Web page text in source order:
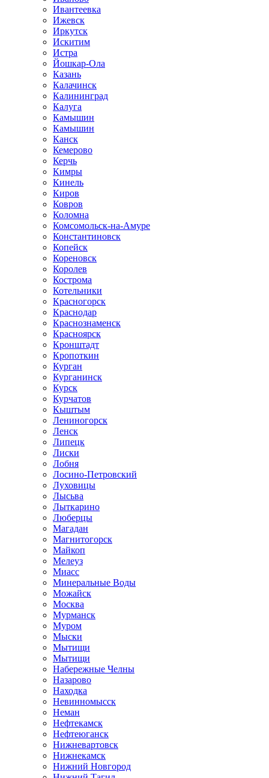
Ивантеевка
Ижевск
Иркутск
Искитим
Истра
Йошкар-Ола
Казань
Калачинск
Калининград
Калуга
Камышин
Камышин
Канск
Кемерово
Керчь
Кимры
Кинель
Киров
Ковров
Коломна
Комсомольск-на-Амуре
Константиновск
Копейск
Кореновск
Королев
Кострома
Котельники
Красногорск
Краснодар
Краснознаменск
Красноярск
Кронштадт
Кропоткин
Курган
Курганинск
Курск
Курчатов
Кыштым
Лениногорск
Ленск
Липецк
Лиски
Лобня
Лосино-Петровский
Луховицы
Лысьва
Лыткарино
Люберцы
Магадан
Магнитогорск
Майкоп
Мелеуз
Миасс
Минеральные Воды
Можайск
Москва
Мурманск
Муром
Мыски
Мытищи
Мытищи
Набережные Челны
Назарово
Находка
Невинномысск
Неман
Нефтекамск
Нефтеюганск
Нижневартовск
Нижнекамск
Нижний Новгород